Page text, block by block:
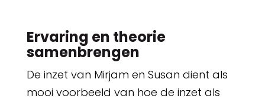
Ervaring en theorie
samenbrengen
De inzet van Mirjam en Susan dient als
mooi voorbeeld van hoe de inzet als